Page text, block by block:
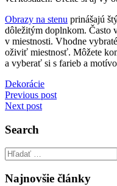
Obrazy na stenu prinášajú
dôležitým doplnkom. Často
v miestnosti. Vhodne
oživiť miestnosť. Môžete
a vyberať si s farieb a
Dekorácie
Navigácia
v
článku
Previous post
Next post
Search
Hľadať:
Najnovšie články